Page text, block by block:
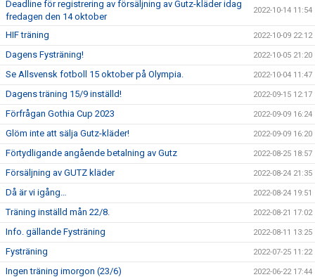
Deadline för registrering av försäljning av Gutz-kläder idag
fredagen den 14 oktober
2022-10-14 11:54
HIF träning 2022-10-09 22:12
Dagens Fysträning! 2022-10-05 21:20
Se Allsvensk fotboll 15 oktober på Olympia. 2022-10-04 11:47
Dagens träning 15/9 inställd! 2022-09-15 12:17
Förfrågan Gothia Cup 2023 2022-09-09 16:24
Glöm inte att sälja Gutz-kläder! 2022-09-09 16:20
Förtydligande angående betalning av Gutz 2022-08-25 18:57
Försäljning av GUTZ kläder 2022-08-24 21:35
Då är vi igång… 2022-08-24 19:51
Träning inställd mån 22/8. 2022-08-21 17:02
Info. gällande Fysträning 2022-08-11 13:25
Fysträning 2022-07-25 11:22
Ingen träning imorgon (23/6) 2022-06-22 17:44